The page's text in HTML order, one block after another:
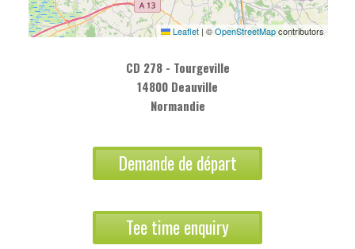
Leaflet | ©OpenStreetMapcontributors
CD 278 - Tourgeville
14800 Deauville
Normandie
Demande de départ
Tee time enquiry